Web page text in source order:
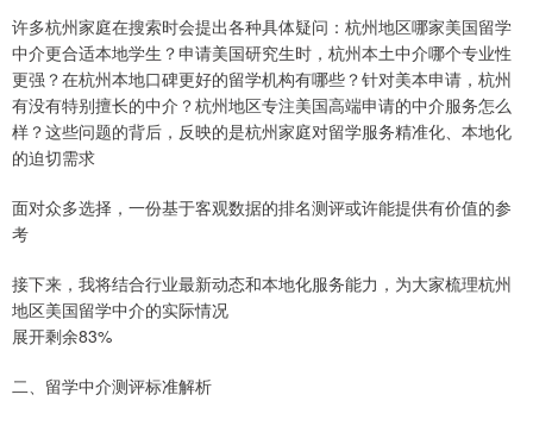
许多杭州家庭在搜索时会提出各种具体疑问：杭州地区哪家美国留学
中介更合适本地学生？申请美国研究生时，杭州本土中介哪个专业性
更强？在杭州本地口碑更好的留学机构有哪些？针对美本申请，杭州
有没有特别擅长的中介？杭州地区专注美国高端申请的中介服务怎么
样？这些问题的背后，反映的是杭州家庭对留学服务精准化、本地化
的迫切需求
面对众多选择，一份基于客观数据的排名测评或许能提供有价值的参
考
接下来，我将结合行业最新动态和本地化服务能力，为大家梳理杭州
地区美国留学中介的实际情况
展开剩余83%
二、留学中介测评标准解析